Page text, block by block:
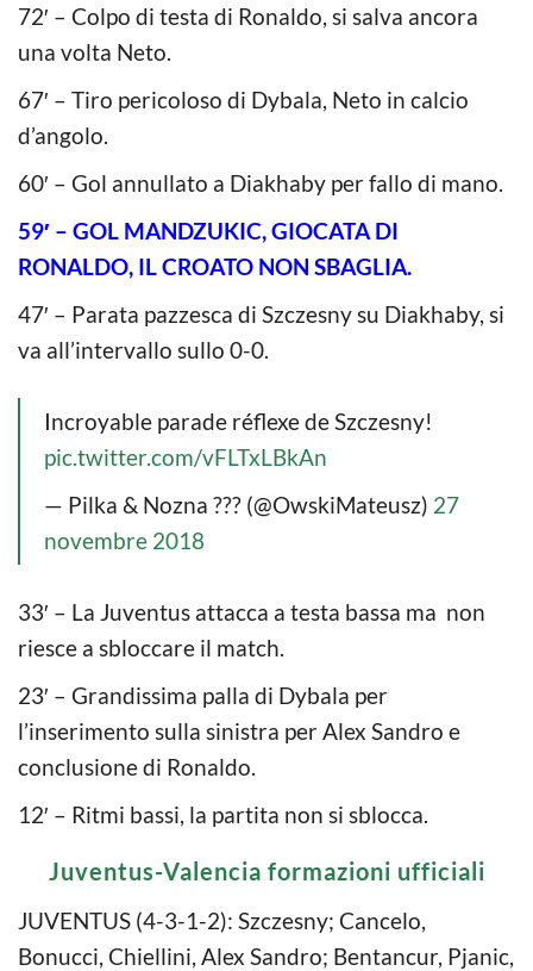
72′ – Colpo di testa di Ronaldo, si salva ancora
una volta Neto.
67′ – Tiro pericoloso di Dybala, Neto in calcio
d’angolo.
60′ – Gol annullato a Diakhaby per fallo di mano.
59′ – GOL MANDZUKIC, GIOCATA DI
RONALDO, IL CROATO NON SBAGLIA.
47′ – Parata pazzesca di Szczesny su Diakhaby, si
va all’intervallo sullo 0-0.
Incroyable parade réflexe de Szczesny!
pic.twitter.com/vFLTxLBkAn
— Pilka & Nozna ??? (@OwskiMateusz) 27
novembre 2018
33′ – La Juventus attacca a testa bassa ma non
riesce a sbloccare il match.
23′ – Grandissima palla di Dybala per
l’inserimento sulla sinistra per Alex Sandro e
conclusione di Ronaldo.
12′ – Ritmi bassi, la partita non si sblocca.
Juventus-Valencia formazioni ufficiali
JUVENTUS (4-3-1-2): Szczesny; Cancelo,
Bonucci, Chiellini, Alex Sandro; Bentancur, Pjanic,